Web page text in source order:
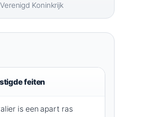
Verenigd Koninkrijk
feiten
is een apart ras